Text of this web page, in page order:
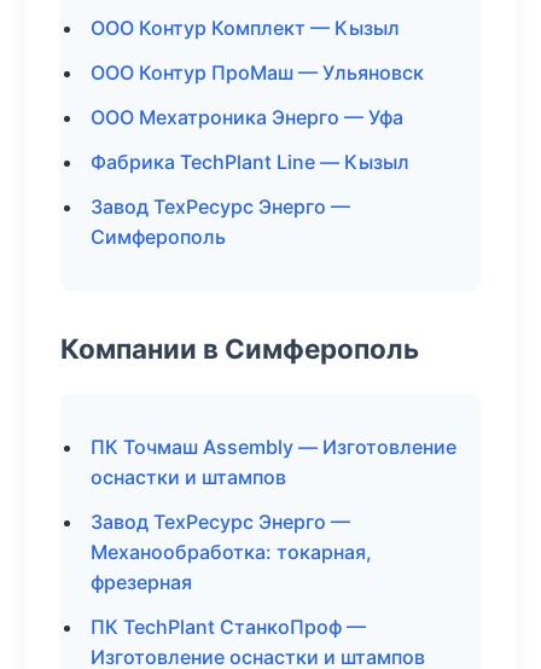
ООО Контур Комплект — Кызыл
ООО Контур ПроМаш — Ульяновск
ООО Мехатроника Энерго — Уфа
Фабрика TechPlant Line — Кызыл
Завод ТехРесурс Энерго —
Симферополь
Компании в Симферополь
ПК Точмаш Assembly — Изготовление
оснастки и штампов
Завод ТехРесурс Энерго —
Механообработка: токарная,
фрезерная
ПК TechPlant СтанкоПроф —
Изготовление оснастки и штампов